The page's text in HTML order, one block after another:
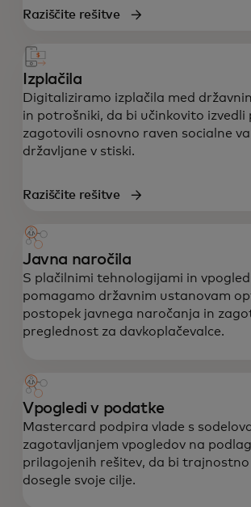
Raziščite rešitve
Izplačila
Digitaliziramo izplačila med
in potrošniki, da bi učinkovito izvedli
zagotovili osnovno raven socialne
državljane v stiski.
Raziščite rešitve
Javna naročila
S plačilnimi tehnologijami in
pomagamo državnim ustanovam
postopek javnega naročanja in
preglednost za davkoplačevalce.
Vpogledi v podatke
Mastercard podpira vlade s
zagotavljanjem vpogledov na
prilagojenih rešitev, da bi
dosegle svoje cilje.